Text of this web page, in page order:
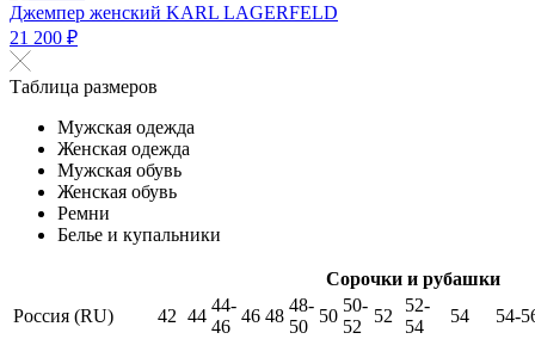
Джемпер женский KARL LAGERFELD
21 200 ₽
Таблица размеров
Мужская одежда
Женская одежда
Мужская обувь
Женская обувь
Ремни
Белье и купальники
Сорочки и рубашки
Россия (RU)
42 44
44-
46
46 48
48-
50
50
50-
52
52
52-
54
54
54-